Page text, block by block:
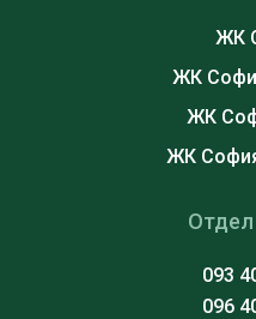
ЖК
ЖК
ЖК
ЖК
093
096